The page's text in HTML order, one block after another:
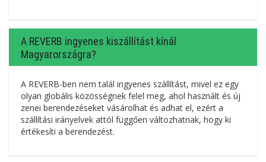
A REVERB ingyenes kiszállítást kínál
Magyarországra?
A REVERB-ben nem talál ingyenes szállítást, mivel ez egy
olyan globális közösségnek felel meg, ahol használt és új
zenei berendezéseket vásárolhat és adhat el, ezért a
szállítási irányelvek attól függően változhatnak, hogy ki
értékesíti a berendezést.